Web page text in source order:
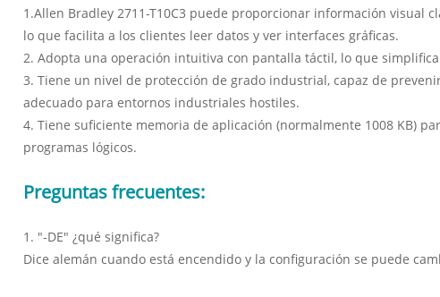
1.Allen Bradley 2711-T10C3 puede proporcionar información visual
lo que facilita a los clientes leer datos y ver interfaces gráficas.
2. Adopta una operación intuitiva con pantalla táctil, lo que
3. Tiene un nivel de protección de grado industrial, capaz de
adecuado para entornos industriales hostiles.
4. Tiene suficiente memoria de aplicación (normalmente 1008 KB)
programas lógicos.
Preguntas frecuentes:
1. "-DE" ¿qué significa?
Dice alemán cuando está encendido y la configuración se puede